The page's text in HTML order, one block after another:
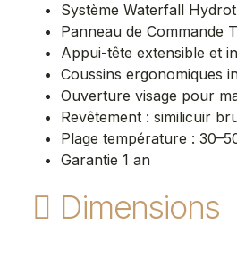
Système Waterfall
Panneau de Commande
Appui-tête extensible et
Coussins ergonomiques
Ouverture visage pour
Revêtement : similicuir
Plage température :
Garantie 1 an
Dimensions